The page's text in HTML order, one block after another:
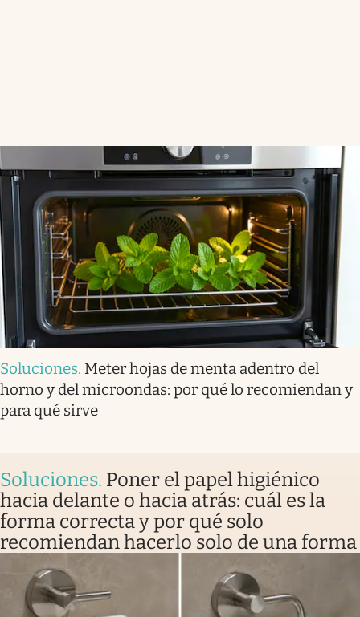
Soluciones. Meter hojas de menta adentro del
horno y del microondas: por qué lo recomiendan y
para qué sirve
Soluciones. Poner el papel higiénico
hacia delante o hacia atrás: cuál es la
forma correcta y por qué solo
recomiendan hacerlo solo de una forma